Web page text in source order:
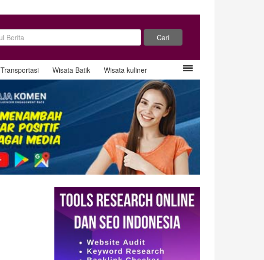
Transportasi Wisata Batik Wisata kuliner